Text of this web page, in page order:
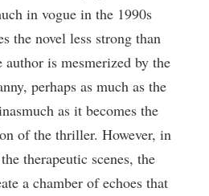
in vogue in the 1990s
the novel less strong than
is mesmerized by the
perhaps as much as the
as it becomes the
of the thriller. However, in
therapeutic scenes, the
a chamber of echoes that